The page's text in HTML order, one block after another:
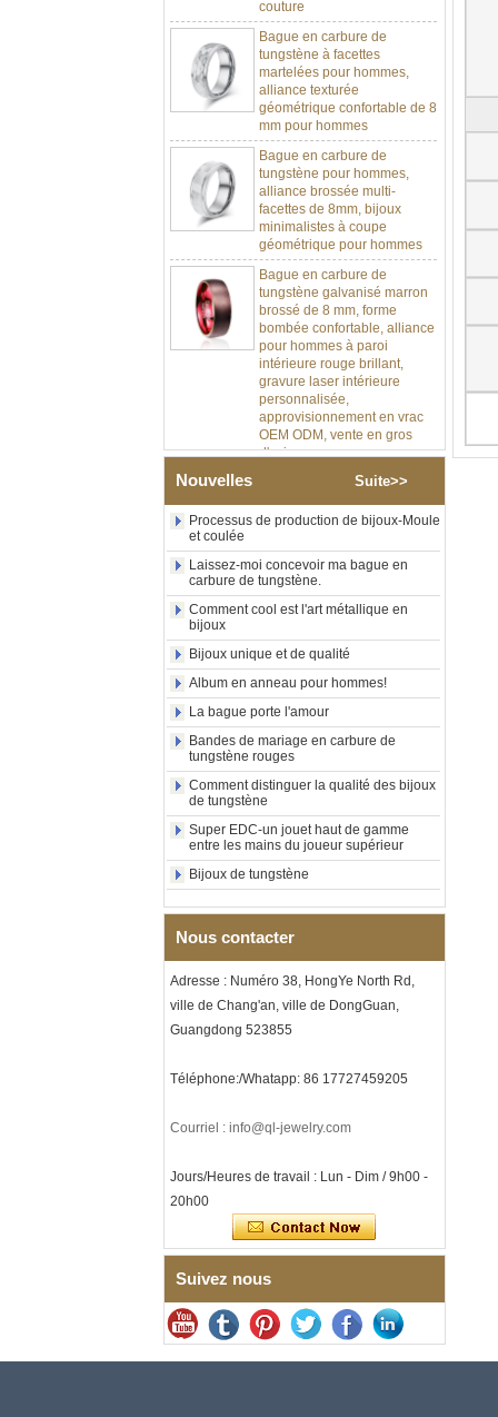
Bague en carbure de
tungstène à facettes
martelées pour hommes,
alliance texturée
géométrique confortable de 8
mm pour hommes
Bague en carbure de
tungstène pour hommes,
alliance brossée multi-
facettes de 8mm, bijoux
minimalistes à coupe
géométrique pour hommes
Bague en carbure de
tungstène galvanisé marron
brossé de 8 mm, forme
bombée confortable, alliance
pour hommes à paroi
intérieure rouge brillant,
gravure laser intérieure
personnalisée,
approvisionnement en vrac
OEM ODM, vente en gros
d'usine
tungstène argenté poli de 8
mm, incrustation centrale
d'opale bleue écrasée avec
synthétique, alliance pour
hommes, gravure laser
intérieure personnalisée,
approvisionnement en vrac
d'usin
Bague en carbure de
tungstène avec chevalière
carrée polie noire,
incrustation en bois avec
motif croisé en coquille
d'ormeau, bague de
déclaration religieuse pour
hommes, gravure intérieure
personnalisée,
approvisionnement en vrac
OEM ODM, vente en
Bague en carbure de
8 mm, corde de guitare rouge
et incrustation d'opale
hommes sur le thème de la
musique, gravure laser
intérieure personnalisée,
approvisionnement en vrac
Bracelet à maillons I en acier
inoxydable 304 en
pour hommes, fermoir
thérapeutiques avec pierres
intégrées
Bracelet pour femme en acier
céramique bleu saphir,
certifié EN1811 avec fermoir
à double pression sans
Nouvelles Suite>>
Processus de production de bijoux-Moule
et coulée
Laissez-moi concevoir ma bague en
carbure de tungstène.
Comment cool est l'art métallique en
bijoux
Bijoux unique et de qualité
Album en anneau pour hommes!
La bague porte l'amour
Bandes de mariage en carbure de
tungstène rouges
Comment distinguer la qualité des bijoux
de tungstène
Super EDC-un jouet haut de gamme
entre les mains du joueur supérieur
Bijoux de tungstène
Nous contacter
Adresse : Numéro 38, HongYe North Rd,
ville de Chang'an, ville de DongGuan,
Guangdong 523855
Téléphone:/Whatapp: 86 17727459205
Courriel : info@ql-jewelry.com
Jours/Heures de travail : Lun - Dim / 9h00 -
20h00
Suivez nous